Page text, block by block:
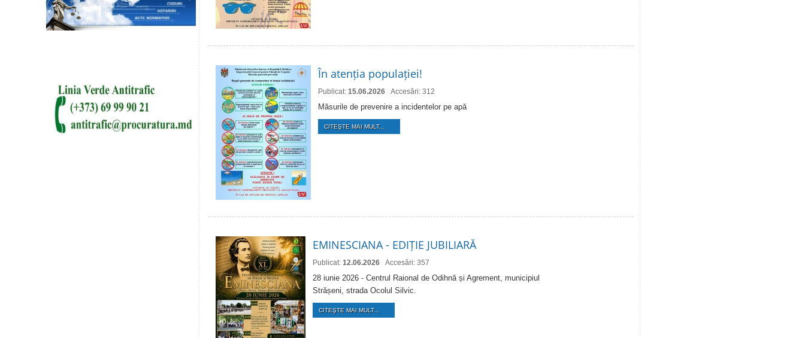
În atenția populației!
Publicat: 15.06.2026 Accesări: 312
Măsurile de prevenire a incidentelor pe apă
CITEŞTE MAI MULT...
EMINESCIANA - EDIȚIE JUBILIARĂ
Publicat: 12.06.2026 Accesări: 357
28 iunie 2026 - Centrul Raional de Odihnă și Agrement, municipiul
Strășeni, strada Ocolul Silvic.
CITEŞTE MAI MULT...